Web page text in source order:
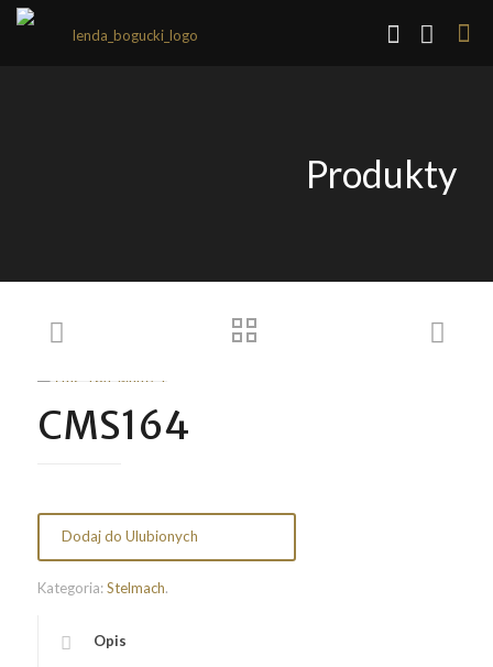
Produkty
CMS164
Dodaj do Ulubionych
Kategoria:Stelmach.
Opis